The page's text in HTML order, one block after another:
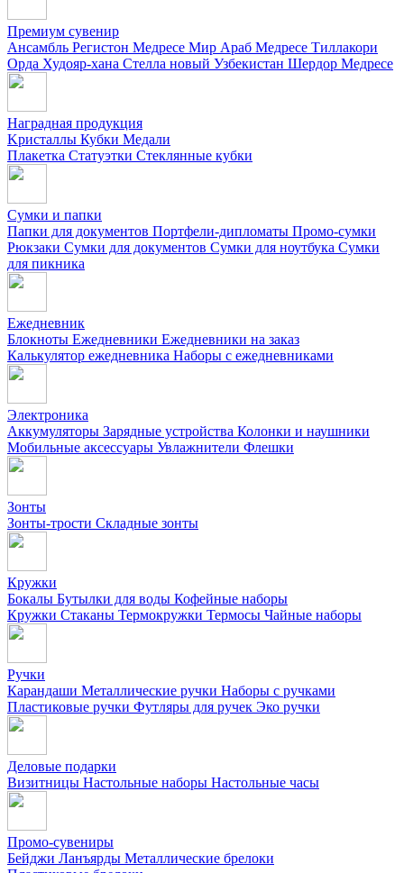
Премиум сувенир
Ансамбль Регистон Медресе Мир Араб Медресе Тиллакори
Орда Худояр-хана Стелла новый Узбекистан Шердор Медресе
Наградная продукция
Kристаллы Кубки Медали
Плакетка Статуэтки Стеклянные кубки
Сумки и папки
Папки для документов Портфели-дипломаты Промо-сумки
Рюкзаки Сумки для документов Сумки для ноутбука Сумки
для пикника
Ежедневник
Блокноты Ежедневники Ежедневники на заказ
Калькулятор ежедневника Наборы с ежедневниками
Электроника
Аккумуляторы Зарядные устройства Колонки и наушники
Мобильные аксессуары Увлажнители Флешки
Зонты
Зонты-трости Складные зонты
Кружки
Бокалы Бутылки для воды Кофейные наборы
Кружки Стаканы Термокружки Термосы Чайные наборы
Ручки
Карандаши Металлические ручки Наборы с ручками
Пластиковые ручки Футляры для ручек Эко ручки
Деловые подарки
Визитницы Настольные наборы Настольные часы
Промо-сувениры
Бейджи Ланъярды Металлические брелоки